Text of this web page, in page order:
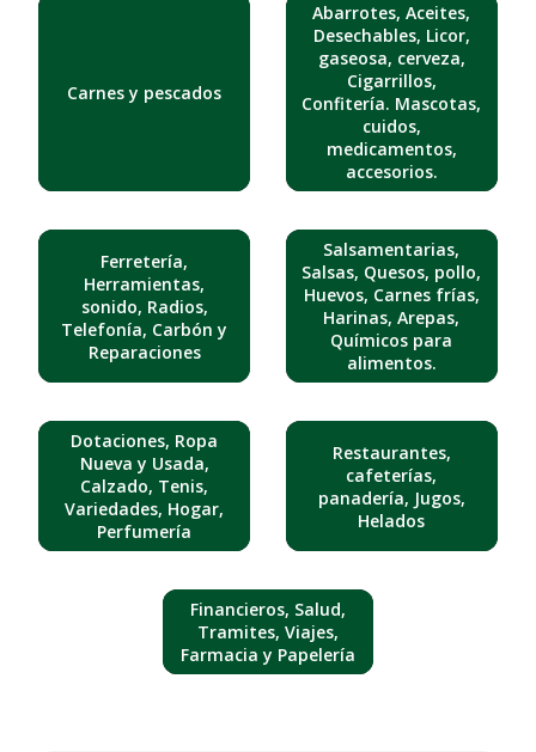
Carnes y pescados
Abarrotes, Aceites,
Desechables, Licor,
gaseosa, cerveza,
Cigarrillos,
Confitería. Mascotas,
cuidos,
medicamentos,
accesorios.
Ferretería,
Herramientas,
sonido, Radios,
Telefonía, Carbón y
Reparaciones
Salsamentarias,
Salsas, Quesos, pollo,
Huevos, Carnes frías,
Harinas, Arepas,
Químicos para
alimentos.
Dotaciones, Ropa
Nueva y Usada,
Calzado, Tenis,
Variedades, Hogar,
Perfumería
Restaurantes,
cafeterías,
panadería, Jugos,
Helados
Financieros, Salud,
Tramites, Viajes,
Farmacia y Papelería